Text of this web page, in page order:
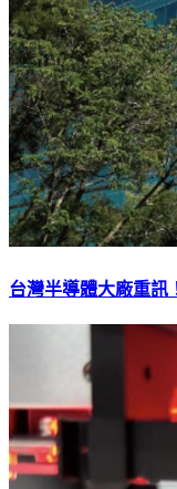
台灣半導體大廠重